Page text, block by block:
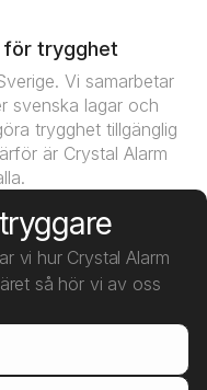
för trygghet
Vi samarbetar
svenska lagar och
trygghet tillgänglig
är Crystal Alarm
vi hur Crystal Alarm
så hör vi av oss